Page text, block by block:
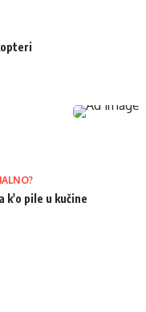
k'o pile u kučine